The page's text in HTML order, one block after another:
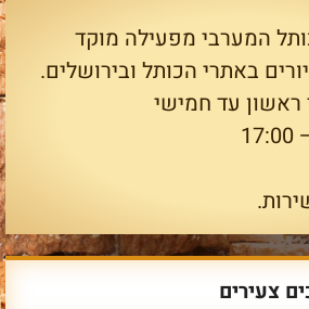
המערבי מפעילה מוקד
באתרי הכותל ובירושלים.
ראשון עד חמישי
צעירים